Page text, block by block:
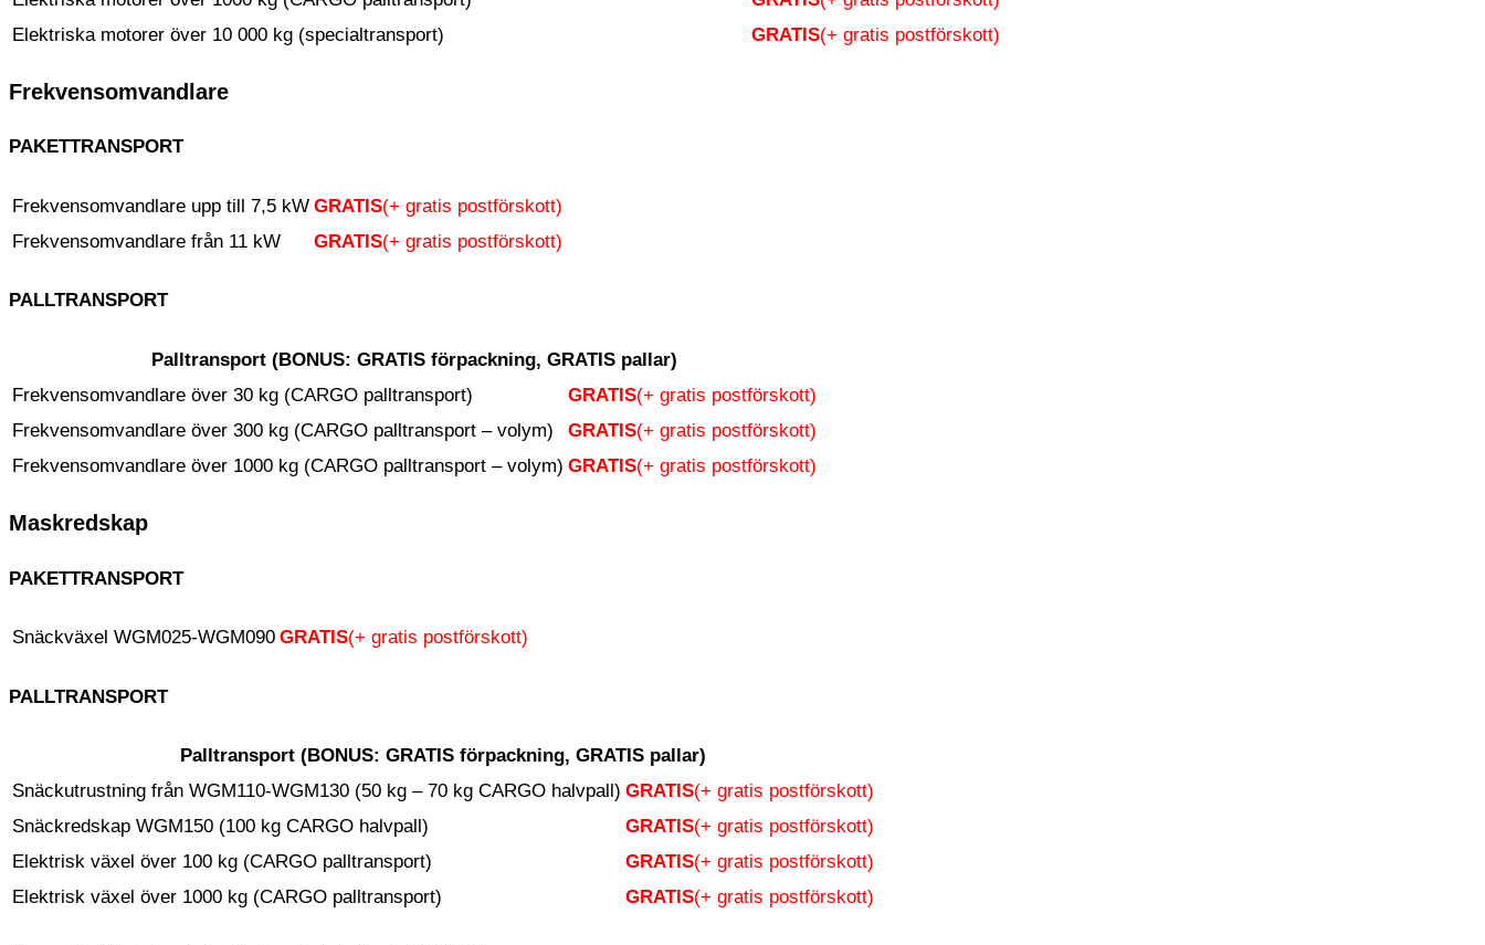
Elektriska motorer över 10 000 kg (specialtransport)
GRATIS(+ gratis postförskott)
Frekvensomvandlare
PAKETTRANSPORT
Frekvensomvandlare upp till 7,5 kW GRATIS(+ gratis postförskott)
Frekvensomvandlare från 11 kW
GRATIS(+ gratis postförskott)
PALLTRANSPORT
Palltransport (BONUS: GRATIS förpackning, GRATIS pallar)
Frekvensomvandlare över 30 kg (CARGO palltransport)
GRATIS(+ gratis postförskott)
Frekvensomvandlare över 300 kg (CARGO palltransport – volym)
GRATIS(+ gratis postförskott)
Frekvensomvandlare över 1000 kg (CARGO palltransport – volym) GRATIS(+ gratis postförskott)
Maskredskap
PAKETTRANSPORT
Snäckväxel WGM025-WGM090 GRATIS(+ gratis postförskott)
PALLTRANSPORT
Palltransport (BONUS: GRATIS förpackning, GRATIS pallar)
Snäckutrustning från WGM110-WGM130 (50 kg – 70 kg CARGO halvpall) GRATIS(+ gratis postförskott)
Snäckredskap WGM150 (100 kg CARGO halvpall)
GRATIS(+ gratis postförskott)
Elektrisk växel över 100 kg (CARGO palltransport)
GRATIS(+ gratis postförskott)
Elektrisk växel över 1000 kg (CARGO palltransport)
GRATIS(+ gratis postförskott)